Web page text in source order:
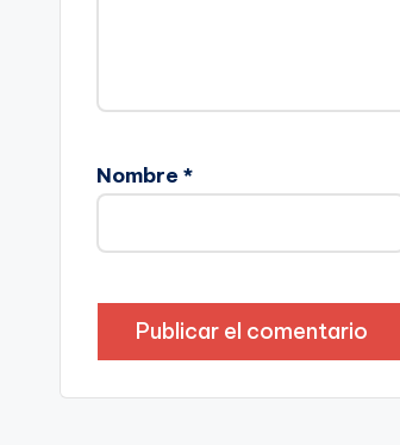
Nombre *